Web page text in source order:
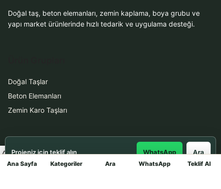
Ana Sayfa Kategoriler Ara WhatsApp Teklif Al
Doğal taş, beton elemanları, zemin kaplama, boya grubu ve
yapı market ürünlerinde hızlı tedarik ve uygulama desteği.
Doğal Taşlar
Beton Elemanları
Zemin Karo Taşları
Hizmetler
Uygulama
Projeniz için teklif alın WhatsApp Ara